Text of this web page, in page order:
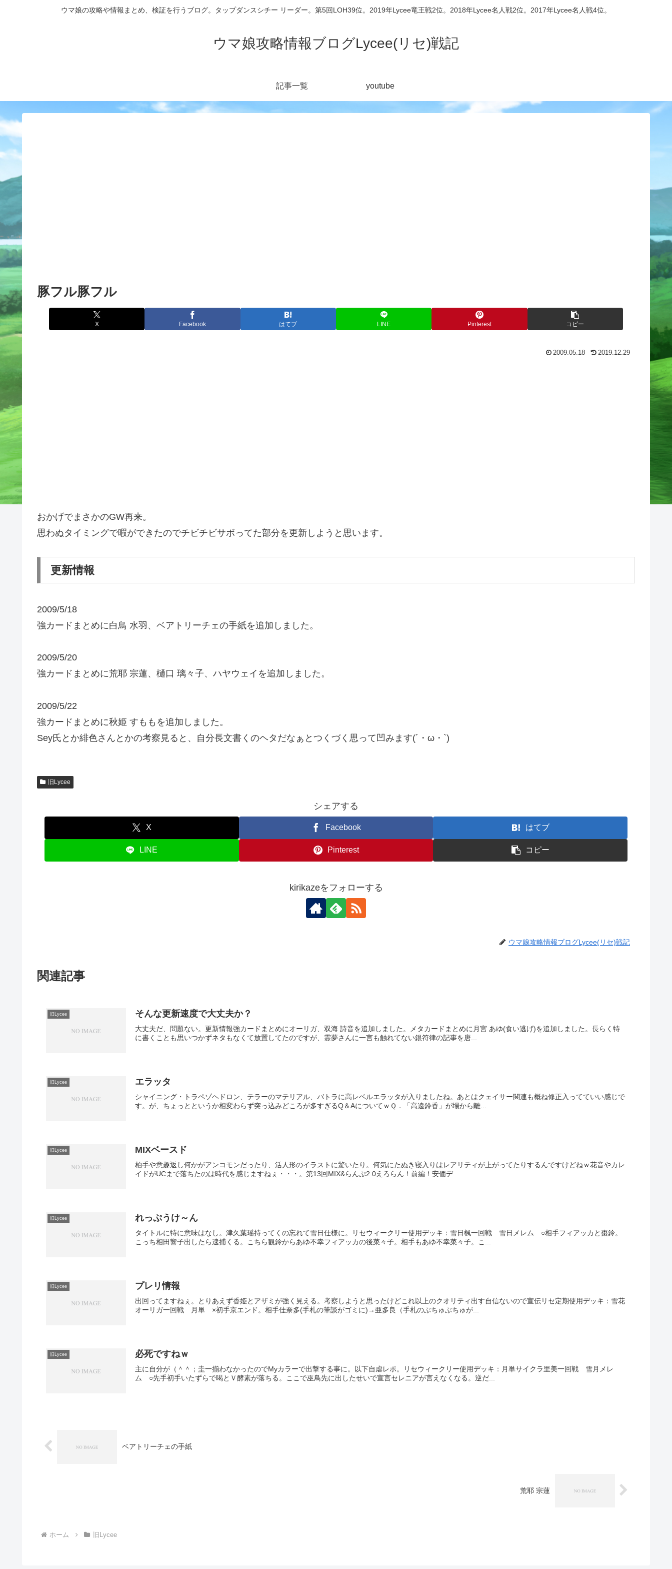
ウマ娘の攻略や情報まとめ、検証を行うブログ。タップダンスシチー リーダー。第5回LOH39位。2019年Lycee竜王戦2位。2018年Lycee名人戦2位。2017年Lycee名人戦4位。
ウマ娘攻略情報ブログLycee(リセ)戦記
記事一覧 youtube
豚フル豚フル
X Facebook はてブ LINE Pinterest コピー
2009.05.18 2019.12.29
おかげでまさかのGW再来。
思わぬタイミングで暇ができたのでチビチビサボってた部分を更新しようと思います。
更新情報
2009/5/18
強カードまとめに白鳥 水羽、ベアトリーチェの手紙を追加しました。
2009/5/20
強カードまとめに荒耶 宗蓮、樋口 璃々子、ハヤウェイを追加しました。
2009/5/22
強カードまとめに秋姫 すももを追加しました。
Sey氏とか緋色さんとかの考察見ると、自分長文書くのヘタだなぁとつくづく思って凹みます(´・ω・`)
旧Lycee
シェアする
X Facebook はてブ
LINE Pinterest コピー
kirikazeをフォローする
ウマ娘攻略情報ブログLycee(リセ)戦記
関連記事
旧Lycee そんな更新速度で大丈夫か？
大丈夫だ、問題ない。更新情報強カードまとめにオーリガ、双海 詩音を追加しました。メタカードまとめに月宮 あゆ(食い逃げ)を追加しました。長らく特
に書くことも思いつかずネタもなくて放置してたのですが、霊夢さんに一言も触れてない銀符律の記事を唐...
旧Lycee エラッタ
シャイニング・トラペゾヘドロン、テラーのマテリアル、バトラに高レベルエラッタが入りましたね。あとはクェイサー関連も概ね修正入ってていい感じで
す。が、ちょっとというか相変わらず突っ込みどころが多すぎるQ＆AについてｗＱ．「高遠鈴香」が場から離...
旧Lycee MIXベースド
柏手や意趣返し何かがアンコモンだったり、活人形のイラストに驚いたり。何気にたぬき寝入りはレアリティが上がってたりするんですけどねｗ花音やカレ
イドがUCまで落ちたのは時代を感じますねぇ・・・。第13回MIX&らんぷ2.0えろらん！前編！安価デ...
旧Lycee れっぷうけ～ん
タイトルに特に意味はなし。津久葉瑶持ってくの忘れて雪日仕様に。リセウィークリー使用デッキ：雪日楓一回戦 雪日メレム ○相手フィアッカと棗鈴。
こっち相田響子出したら逮捕くる。こちら観鈴からあゆ不幸フィアッカの後菜々子。相手もあゆ不幸菜々子。こ...
旧Lycee プレリ情報
出回ってますねぇ。とりあえず香姫とアザミが強く見える。考察しようと思ったけどこれ以上のクオリティ出す自信ないので宣伝リセ定期使用デッキ：雪花
オーリガ一回戦 月単 ×初手京エンド。相手佳奈多(手札の筆談がゴミに)→亜多良（手札のぶちゅぶちゅが...
旧Lycee 必死ですねｗ
主に自分が（＾＾；圭一揃わなかったのでMyカラーで出撃する事に。以下自虐レポ。リセウィークリー使用デッキ：月単サイクラ里美一回戦 雪月メレ
ム ○先手初手いたずらで喝とＶ酵素が落ちる。ここで巫鳥先に出したせいで宣言セレニアが言えなくなる。逆だ...
ベアトリーチェの手紙
荒耶 宗蓮
ホーム 旧Lycee